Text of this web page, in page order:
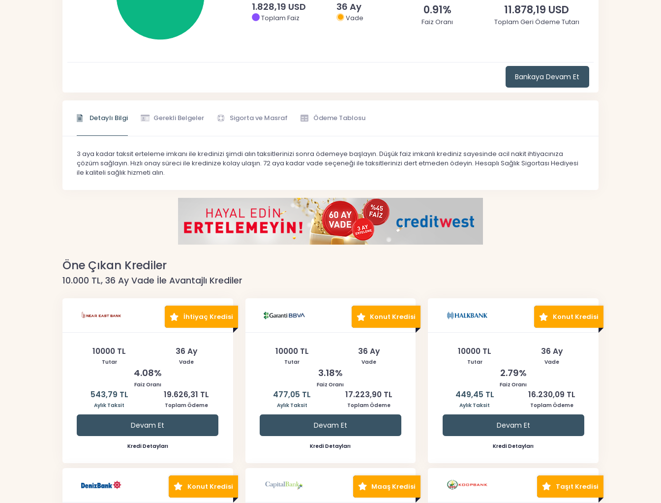
1.828,19 USD
Toplam Faiz
36 Ay
Vade
0.91%
Faiz Oranı
11.878,19 USD
Toplam Geri Ödeme Tutarı
Bankaya Devam Et
Detaylı Bilgi Gerekli Belgeler Sigorta ve Masraf Ödeme Tablosu
3 aya kadar taksit erteleme imkanı ile kredinizi şimdi alın taksitlerinizi sonra ödemeye başlayın. Düşük faiz imkanlı krediniz sayesinde acil nakit ihtiyacınıza
çözüm sağlayın. Hızlı onay süreci ile kredinize kolay ulaşın. 72 aya kadar vade seçeneği ile taksitlerinizi dert etmeden ödeyin. Hesaplı Sağlık Sigortası Hediyesi
ile kaliteli sağlık hizmeti alın.
Öne Çıkan Krediler
10.000 TL, 36 Ay Vade İle Avantajlı Krediler
İhtiyaç Kredisi
10000 TL
Tutar
36 Ay
Vade
4.08%
Faiz Oranı
543,79 TL
Aylık Taksit
19.626,31 TL
Toplam Ödeme
Devam Et
Kredi Detayları
Konut Kredisi
10000 TL
Tutar
36 Ay
Vade
3.18%
Faiz Oranı
477,05 TL
Aylık Taksit
17.223,90 TL
Toplam Ödeme
Devam Et
Kredi Detayları
Konut Kredisi
10000 TL
Tutar
36 Ay
Vade
2.79%
Faiz Oranı
449,45 TL
Aylık Taksit
16.230,09 TL
Toplam Ödeme
Devam Et
Kredi Detayları
Konut Kredisi Maaş Kredisi Taşıt Kredisi